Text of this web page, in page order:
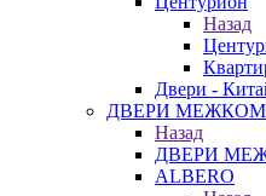
Назад
Двери -
ДВЕРИ
Назад
ДВЕРИ
ALBERO